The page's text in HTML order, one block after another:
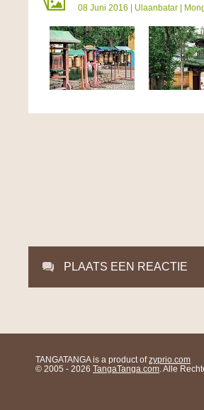
08 Juni 2016 | Ulaanbatar |
PLAATS EEN REACTIE
TANGATANGA is a product ofzyprio.com
© 2005 - 2026 TangaTanga.com . Alle